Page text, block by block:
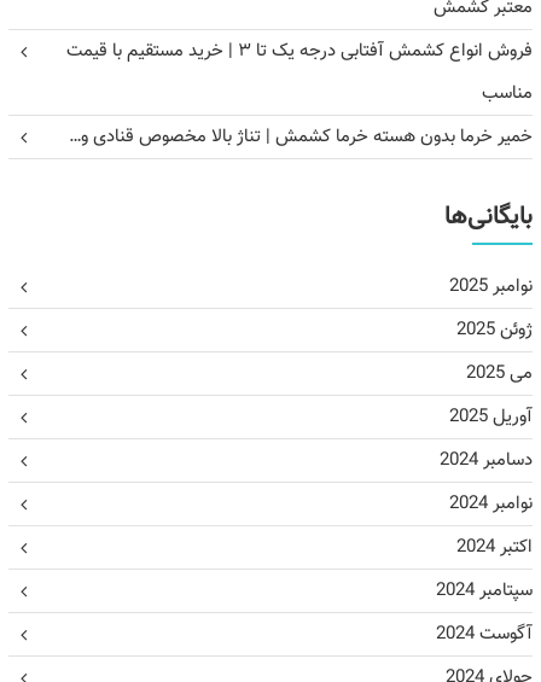
معتبر کشمش
فروش انواع کشمش آفتابی درجه یک تا ۳ | خرید مستقیم با قیمت
مناسب
خمیر خرما بدون هسته خرما کشمش | تناژ بالا مخصوص قنادی و…
بایگانی‌ها
نوامبر 2025
ژوئن 2025
می 2025
آوریل 2025
دسامبر 2024
نوامبر 2024
اکتبر 2024
سپتامبر 2024
آگوست 2024